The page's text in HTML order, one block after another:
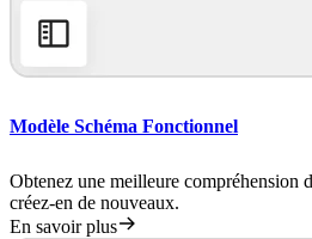
Modèle Schéma Fonctionnel
Obtenez une meilleure compréhension
créez-en de nouveaux.
En savoir plus